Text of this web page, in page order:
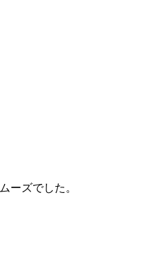
ーズでした。